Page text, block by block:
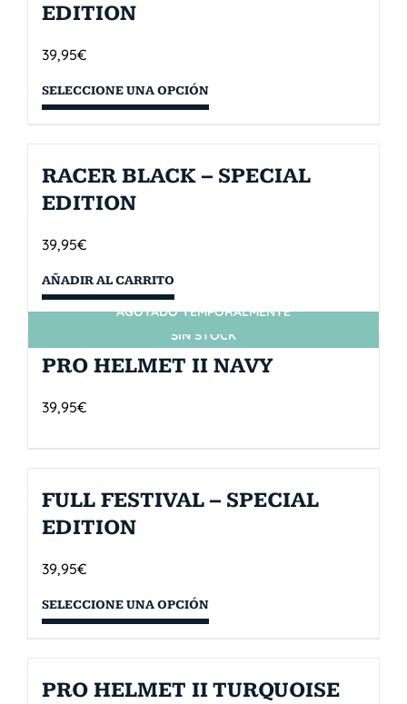
EDITION
39,95€
SELECCIONE UNA OPCIÓN
RACER BLACK – SPECIAL
EDITION
39,95€
AÑADIR AL CARRITO
SIN STOCK
AGOTADO TEMPORALMENTE
PRO HELMET II NAVY
39,95€
FULL FESTIVAL – SPECIAL
EDITION
39,95€
SELECCIONE UNA OPCIÓN
PRO HELMET II TURQUOISE